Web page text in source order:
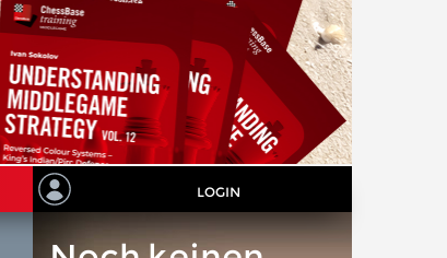
LOGIN